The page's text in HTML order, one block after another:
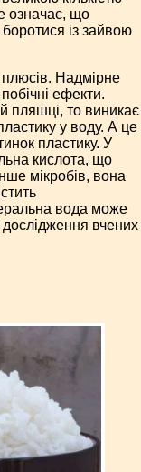
означає, що
із зайвою
Надмірне
ефекти.
пляшці, то виникає
у воду. А це
пластику. У
кислота, що
мікробів, вона
вода може
вчених